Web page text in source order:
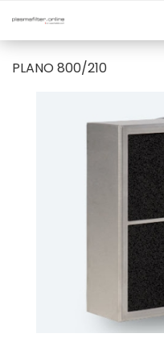
PLANO 800/210